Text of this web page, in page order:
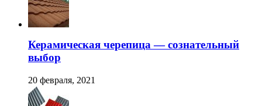
Керамическая черепица — сознательный
выбор
20 февраля, 2021